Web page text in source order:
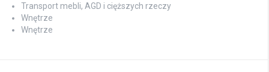
Transport mebli, AGD i cięższych rzeczy
Wnętrze
Wnętrze